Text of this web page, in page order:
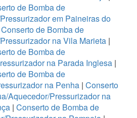
de Bomba de
em Paineiras do
Conserto de Bomba de
na Vila Marieta |
de Bomba de
na Parada Inglesa |
de Bomba de
na Penha| Conserto
Aquecedor/Pressurizador na
| Conserto de Bomba de